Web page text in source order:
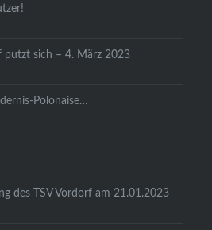
putzt sich – 4. März 2023
Polonaise…
des TSV Vordorf am 21.01.2023